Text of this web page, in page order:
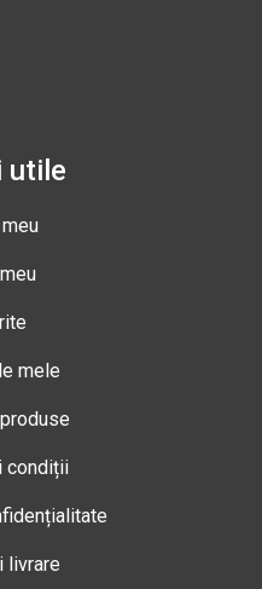
utile
mele
condiții
livrare